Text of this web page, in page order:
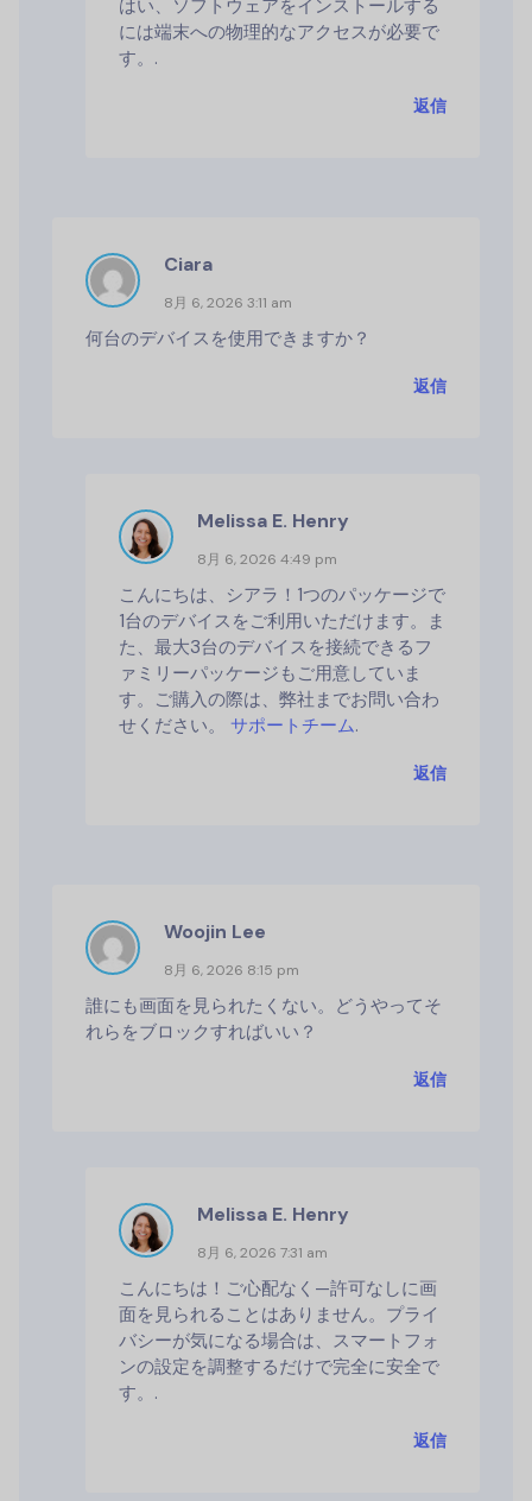
はい、ソフトウェアをインストールする
には端末への物理的なアクセスが必要で
す。.
返信
Ciara
8月 6, 2026 3:11 am
何台のデバイスを使用できますか？
返信
Melissa E. Henry
8月 6, 2026 4:49 pm
こんにちは、シアラ！1つのパッケージで
1台のデバイスをご利用いただけます。ま
た、最大3台のデバイスを接続できるフ
ァミリーパッケージもご用意していま
す。ご購入の際は、弊社までお問い合わ
せください。 サポートチーム.
返信
Woojin Lee
8月 6, 2026 8:15 pm
誰にも画面を見られたくない。どうやってそ
れらをブロックすればいい？
返信
Melissa E. Henry
8月 6, 2026 7:31 am
こんにちは！ご心配なく—許可なしに画
面を見られることはありません。プライ
バシーが気になる場合は、スマートフォ
ンの設定を調整するだけで完全に安全で
す。.
返信